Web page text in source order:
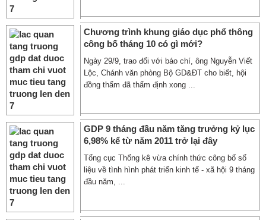
Chương trình khung giáo dục phổ thông
công bố tháng 10 có gì mới?
Ngày 29/9, trao đổi với báo chí, ông Nguyễn Viết
Lộc, Chánh văn phòng Bộ GD&ĐT cho biết, hội
đồng thẩm đã thẩm định xong ...
GDP 9 tháng đầu năm tăng trưởng kỷ lục
6,98% kể từ năm 2011 trở lại đây
Tổng cục Thống kê vừa chính thức công bố số
liệu về tình hình phát triển kinh tế - xã hội 9 tháng
đầu năm, ...